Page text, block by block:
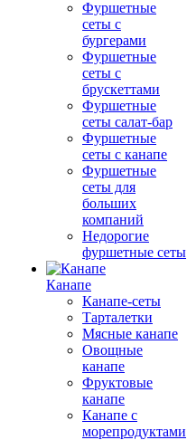
Фуршетные
сеты с
бургерами
Фуршетные
сеты с
брускеттами
Фуршетные
сеты салат-бар
Фуршетные
сеты с канапе
Фуршетные
сеты для
больших
компаний
Недорогие
фуршетные сеты
Канапе
Канапе-сеты
Тарталетки
Мясные канапе
Овощные
канапе
Фруктовые
канапе
Канапе с
морепродуктами